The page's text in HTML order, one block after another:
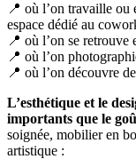
📍 où l’on travaille ou
espace dédié au
📍 où l’on se
📍 où l’on
📍 où l’on découvre
L’esthétique et le
importants que le
soignée, mobilier en
artistique :